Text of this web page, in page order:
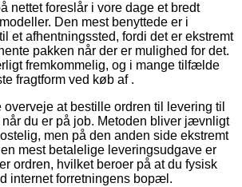
nettet foreslår i vore dage et bredt
Den mest benyttede er i
et afhentningssted, fordi det er ekstremt
pakken når der er mulighed for det.
fremkommelig, og i mange tilfælde
fragtform ved køb af .
overveje at bestille ordren til levering til
du er på job. Metoden bliver jævnligt
men på den anden side ekstremt
mest betalelige leveringsudgave er
ordren, hvilket beroer på at du fysisk
internet forretningens bopæl.